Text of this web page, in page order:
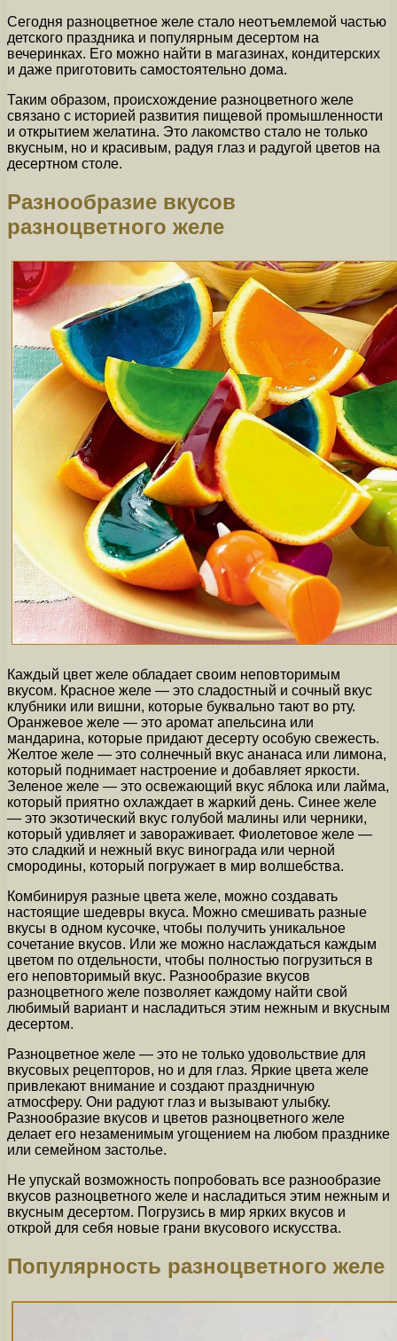
Сегодня разноцветное желе стало неотъемлемой частью
детского праздника и популярным десертом на
вечеринках. Его можно найти в магазинах, кондитерских
и даже приготовить самостоятельно дома.
Таким образом, происхождение разноцветного желе
связано с историей развития пищевой промышленности
и открытием желатина. Это лакомство стало не только
вкусным, но и красивым, радуя глаз и радугой цветов на
десертном столе.
Разнообразие вкусов
разноцветного желе
Каждый цвет желе обладает своим неповторимым
вкусом. Красное желе — это сладостный и сочный вкус
клубники или вишни, которые буквально тают во рту.
Оранжевое желе — это аромат апельсина или
мандарина, которые придают десерту особую свежесть.
Желтое желе — это солнечный вкус ананаса или лимона,
который поднимает настроение и добавляет яркости.
Зеленое желе — это освежающий вкус яблока или лайма,
который приятно охлаждает в жаркий день. Синее желе
— это экзотический вкус голубой малины или черники,
который удивляет и завораживает. Фиолетовое желе —
это сладкий и нежный вкус винограда или черной
смородины, который погружает в мир волшебства.
Комбинируя разные цвета желе, можно создавать
настоящие шедевры вкуса. Можно смешивать разные
вкусы в одном кусочке, чтобы получить уникальное
сочетание вкусов. Или же можно наслаждаться каждым
цветом по отдельности, чтобы полностью погрузиться в
его неповторимый вкус. Разнообразие вкусов
разноцветного желе позволяет каждому найти свой
любимый вариант и насладиться этим нежным и вкусным
десертом.
Разноцветное желе — это не только удовольствие для
вкусовых рецепторов, но и для глаз. Яркие цвета желе
привлекают внимание и создают праздничную
атмосферу. Они радуют глаз и вызывают улыбку.
Разнообразие вкусов и цветов разноцветного желе
делает его незаменимым угощением на любом празднике
или семейном застолье.
Не упускай возможность попробовать все разнообразие
вкусов разноцветного желе и насладиться этим нежным и
вкусным десертом. Погрузись в мир ярких вкусов и
открой для себя новые грани вкусового искусства.
Популярность разноцветного желе